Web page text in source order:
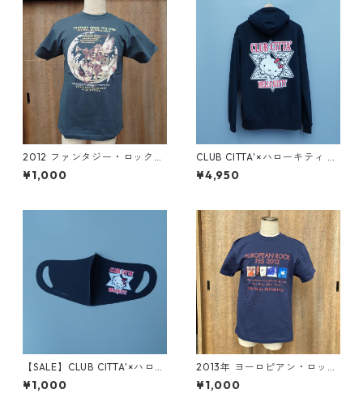
2012 ファンタジー・ロック・
フェスVol.2 Tシャツ
¥1,000
CLUB CITTA'×ハローキティ ジ
ップパーカー（ブラック）
¥4,950
【SALE】CLUB CITTA'×ハロー
キティ マスク（ブラック/大人
用サイズ）
¥1,000
2013年 ヨーロピアン・ロッ
ク・フェス Tシャツ【藍色】
¥1,000